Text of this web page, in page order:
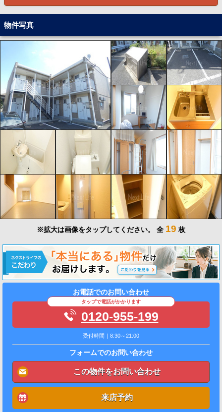
物件写真
※拡大は画像をタップしてください。 全 19 枚
お電話でのお問い合わせ
タップで電話がかかります
0120-955-199
受付時間｜8:30～21:00
フォームでのお問い合わせ
この物件をお問い合わせ
来店予約